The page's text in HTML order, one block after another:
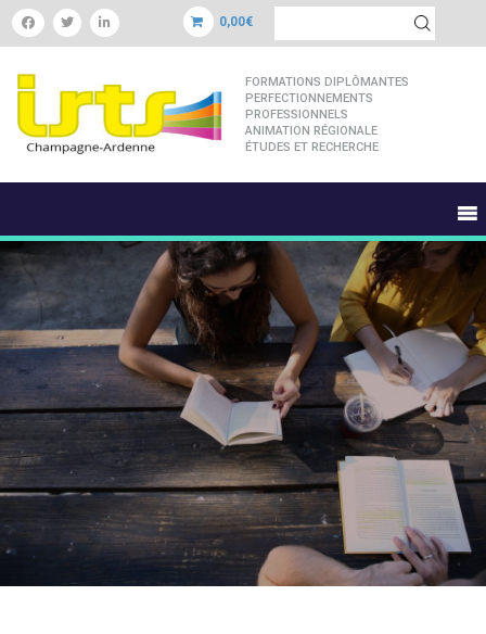
0,00€
FORMATIONS DIPLÔMANTES
PERFECTIONNEMENTS
PROFESSIONNELS
ANIMATION RÉGIONALE
ÉTUDES ET RECHERCHE